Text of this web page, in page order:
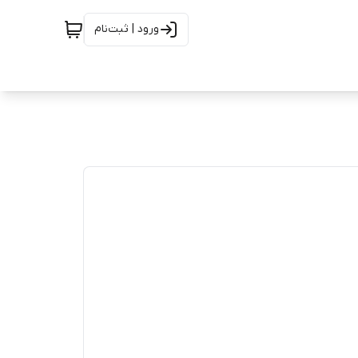
ورود | ثبت‌نام